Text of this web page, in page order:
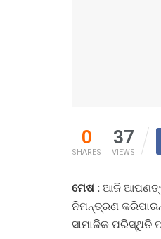
0
SHARES
37
VIEWS
ମେଷ : ଆଜି
ନିମନ୍ତ୍ରଣ
ସାମାଜିକ ପରିସ୍ଥିତି